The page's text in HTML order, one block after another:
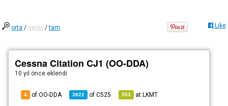
orta / geniş /tam Like
Cessna Citation CJ1 (OO-DDA)
10 yıl önce eklendi
4 of OO-DDA 3822 ofC525 553 atLKMT